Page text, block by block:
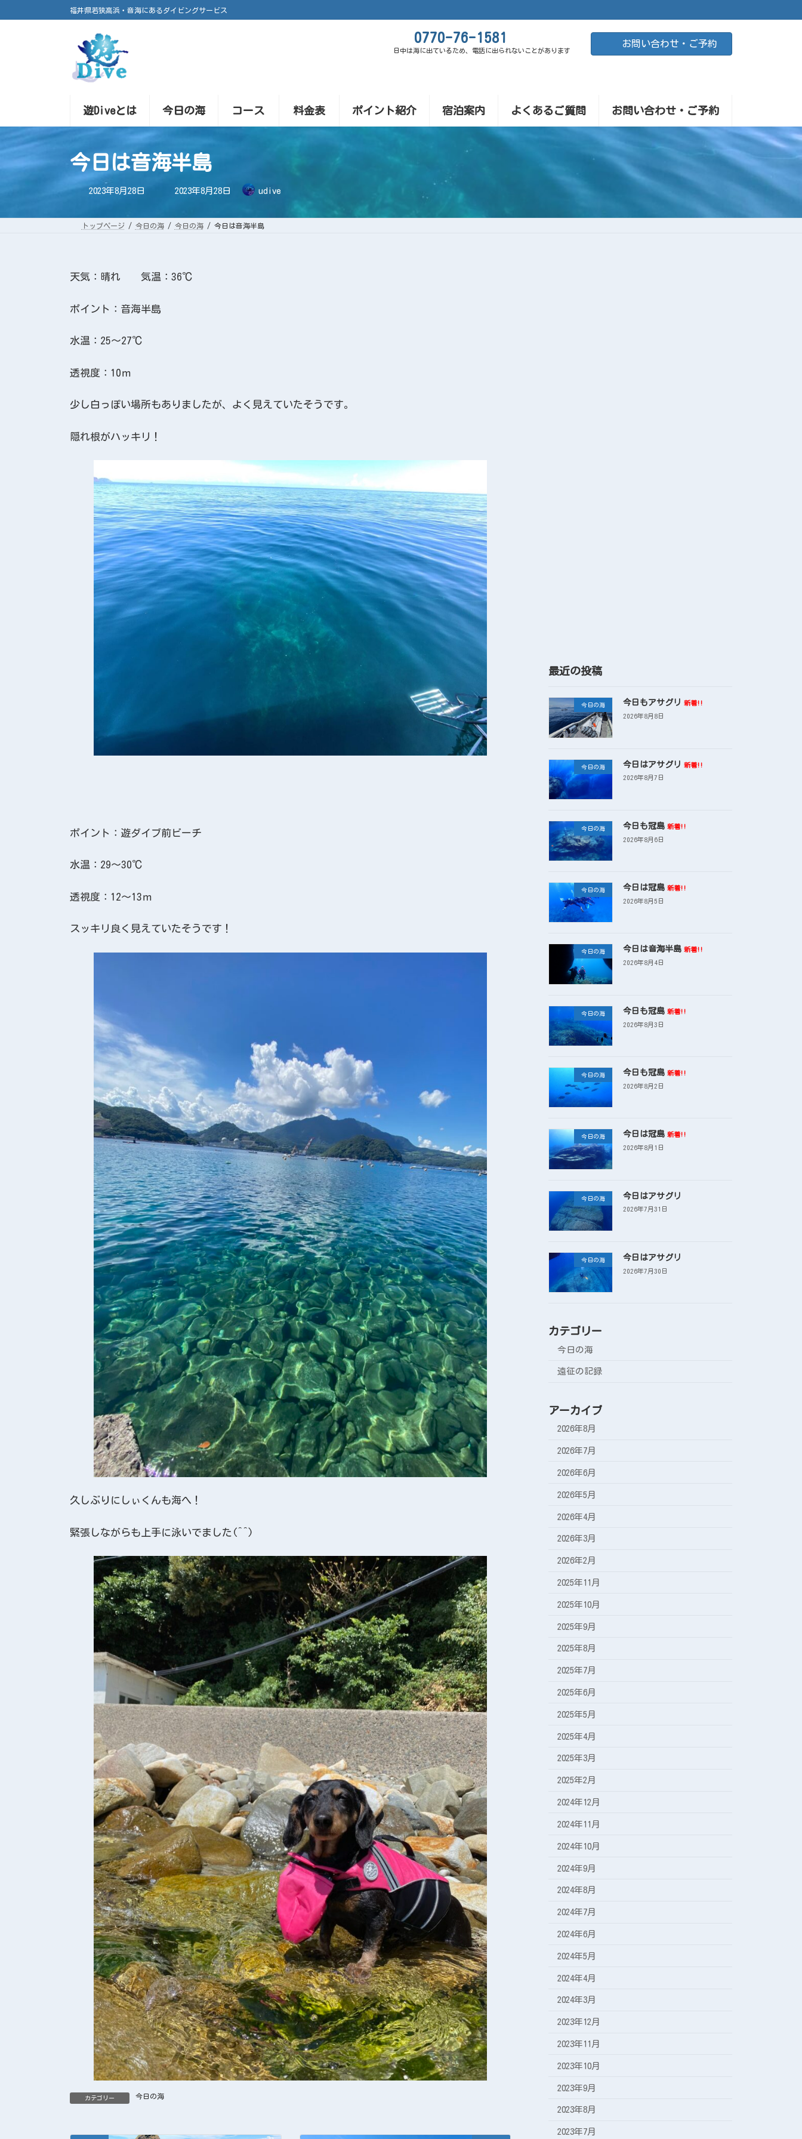
福井県若狭高浜・音海にあるダイビングサービス
0770-76-1581
日中は海に出ているため、電話に出られないことがあります
お問い合わせ・ご予約
遊Diveとは 今日の海 コース 料金表 ポイント紹介 宿泊案内 よくあるご質問 お問い合わせ・ご予約
今日は音海半島
2023年8月28日
最
終
日
時
2023年8月28日 udive
トップページ 今日の海 今日の海 今日は音海半島
天気：晴れ 気温：36℃
ポイント：音海半島
水温：25～27℃
透視度：10ｍ
少し白っぽい場所もありましたが、よく見えていたそうです。
隠れ根がハッキリ！
ポイント：遊ダイブ前ビーチ
水温：29～30℃
透視度：12～13ｍ
スッキリ良く見えていたそうです！
久しぶりにしぃくんも海へ！
緊張しながらも上手に泳いでました(^^)
カテゴリー 今日の海
最近の投稿
今日の海 今日もアサグリ 新着!!
2026年8月8日
今日の海 今日はアサグリ 新着!!
2026年8月7日
今日の海 今日も冠島 新着!!
2026年8月6日
今日の海 今日は冠島 新着!!
2026年8月5日
今日の海 今日は音海半島 新着!!
2026年8月4日
今日の海 今日も冠島 新着!!
2026年8月3日
今日の海 今日も冠島 新着!!
2026年8月2日
今日の海 今日は冠島 新着!!
2026年8月1日
今日の海 今日はアサグリ
2026年7月31日
今日の海 今日はアサグリ
2026年7月30日
カテゴリー
今日の海
遠征の記録
アーカイブ
2026年8月
2026年7月
2026年6月
2026年5月
2026年4月
2026年3月
2026年2月
2025年11月
2025年10月
2025年9月
2025年8月
2025年7月
2025年6月
2025年5月
2025年4月
2025年3月
2025年2月
2024年12月
2024年11月
2024年10月
2024年9月
2024年8月
2024年7月
2024年6月
2024年5月
2024年4月
2024年3月
2023年12月
2023年11月
2023年10月
2023年9月
2023年8月
2023年7月